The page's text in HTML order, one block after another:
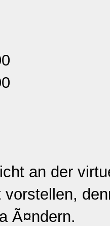
an der
Ã¤ndern.